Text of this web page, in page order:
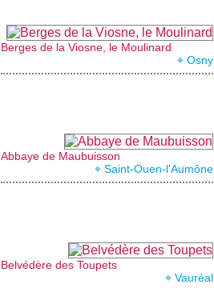
Berges de la Viosne, le Moulinard
⌖ Osny
Abbaye de Maubuisson
⌖ Saint-Ouen-l'Aumône
Belvédère des Toupets
⌖ Vauréal